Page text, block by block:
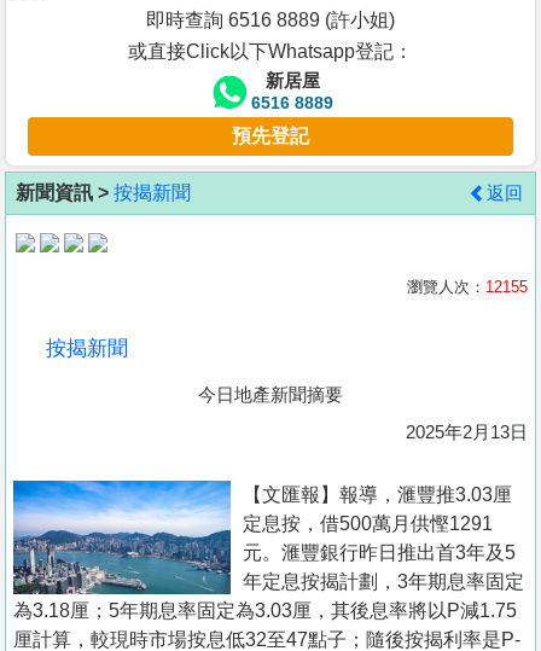
客
地
產
置
業
手
冊
即時查詢 6516 8889 (許小姐)
或直接Click以下Whatsapp登記：
新居屋
6516 8889
預先登記
新聞資訊 > 按揭新聞 返回
瀏覽人次： 12155
按揭新聞
今日地產新聞摘要
2025年2月13日
【文匯報】報導，滙豐推3.03厘
定息按，借500萬月供慳1291
元。滙豐銀行昨日推出首3年及5
年定息按揭計劃，3年期息率固定
為3.18厘；5年期息率固定為3.03厘，其後息率將以P減1.75
厘計算，較現時市場按息低32至47點子；隨後按揭利率是P-